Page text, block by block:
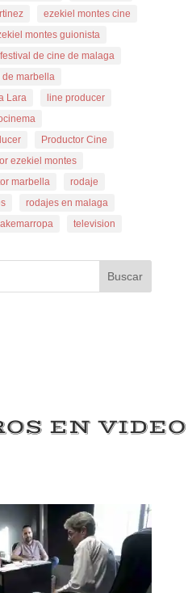
ezekiel montes cine
montes guionista
festival de cine de malaga
de marbella
Lara
line producer
Productor Cine
ezekiel montes
marbella
rodaje
rodajes en malaga
television
Buscar
EN VIDEO